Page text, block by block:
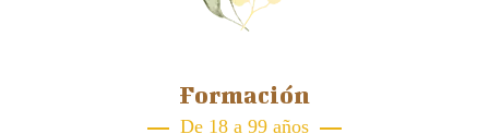
De 18 a 99 años
Formación